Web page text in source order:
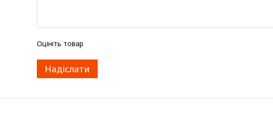
Оцініть товар
Надіслати